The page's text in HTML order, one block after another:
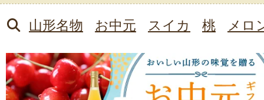
山形名物 お中元 スイカ 桃 メロ